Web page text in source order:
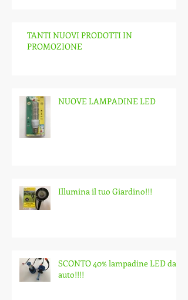
TANTI NUOVI PRODOTTI IN
PROMOZIONE
NUOVE LAMPADINE LED
Illumina il tuo Giardino!!!
SCONTO 40% lampadine LED da
auto!!!!